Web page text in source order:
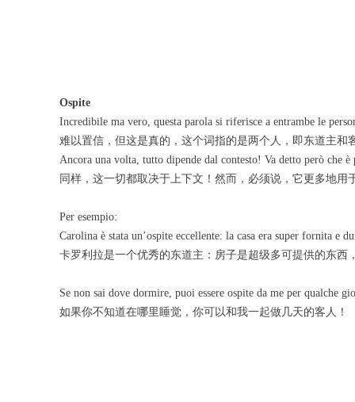
Ospite
Incredibile ma vero, questa parola si riferisce a entrambe le
难以置信，但这是真的，这个词指的是两个人，即东道主和
Ancora una volta, tutto dipende dal contesto! Va detto però che
同样，这一切都取决于上下文！然而，必须说，它更多地用
Per esempio:
Carolina è stata un’ospite eccellente: la casa era super fornita e
卡罗利拉是一个优秀的东道主：房子是超级多可提供的东西
Se non sai dove dormire, puoi essere ospite da me per qualche
如果你不知道在哪里睡觉，你可以和我一起做几天的客人！